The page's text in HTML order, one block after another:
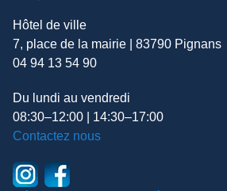
Hôtel de ville
7, place de la mairie | 83790 Pignans
04 94 13 54 90
Du lundi au vendredi
08:30–12:00 | 14:30–17:00
Contactez nous